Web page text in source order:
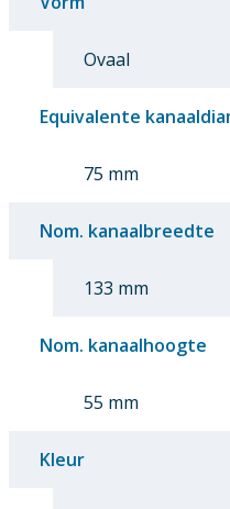
Ovaal
Equivalente
75 mm
Nom. kanaalbreedte
133 mm
Nom. kanaalhoogte
55 mm
Kleur